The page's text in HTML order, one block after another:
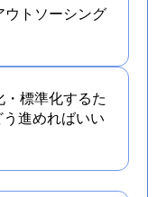
ウトソーシング
・標準化するた
進めればいい